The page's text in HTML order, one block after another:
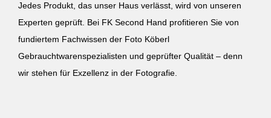
Jedes Produkt, das unser Haus verlässt, wird von unseren
Experten geprüft. Bei FK Second Hand profitieren Sie von
fundiertem Fachwissen der Foto Köberl
Gebrauchtwarenspezialisten und geprüfter Qualität – denn
wir stehen für Exzellenz in der Fotografie.